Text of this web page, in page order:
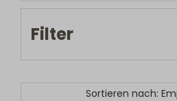
Filter
Sortieren nach: